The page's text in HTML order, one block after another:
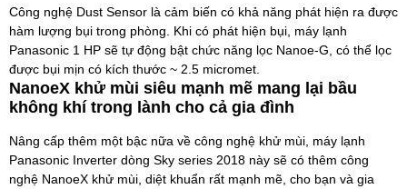
Công nghệ Dust Sensor là cảm biến có khả năng phát hiện ra được
hàm lượng bụi trong phòng. Khi có phát hiện bụi, máy lạnh
Panasonic 1 HP sẽ tự động bật chức năng lọc Nanoe-G, có thể lọc
được bụi mịn có kích thước ~ 2.5 micromet.
NanoeX khử mùi siêu mạnh mẽ mang lại bầu
không khí trong lành cho cả gia đình
Nâng cấp thêm một bậc nữa về công nghệ khử mùi, máy lạnh
Panasonic Inverter dòng Sky series 2018 này sẽ có thêm công
nghệ NanoeX khử mùi, diệt khuẩn rất mạnh mẽ, cho bạn và gia